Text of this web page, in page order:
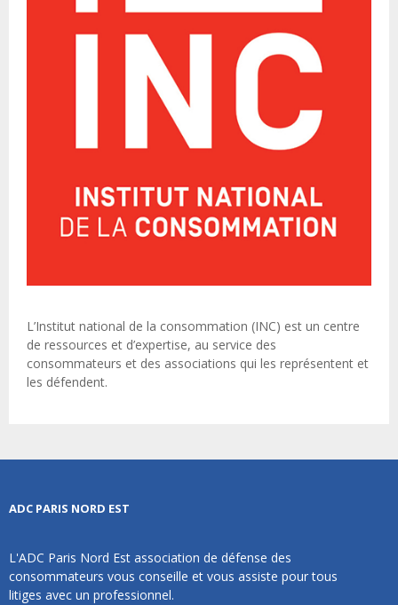
L’Institut national de la consommation (INC) est un centre
de ressources et d’expertise, au service des
consommateurs et des associations qui les représentent et
les défendent.
ADC PARIS NORD EST
L'ADC Paris Nord Est association de défense des
consommateurs vous conseille et vous assiste pour tous
litiges avec un professionnel.